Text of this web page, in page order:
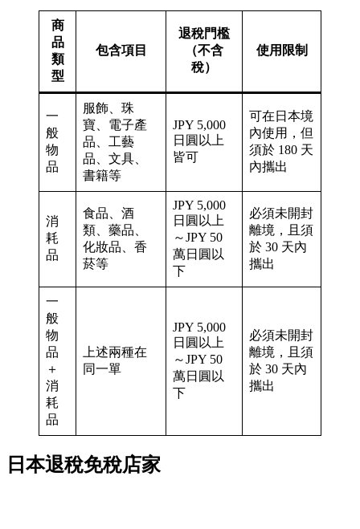
商
品
類
型
包含項目
退稅門檻
（不含
稅）
使用限制
一
般
物
品
服飾、珠
寶、電子產
品、工藝
品、文具、
書籍等
JPY 5,000
日圓以上
皆可
可在日本境
內使用，但
須於 180 天
內攜出
消
耗
品
食品、酒
類、藥品、
化妝品、香
菸等
JPY 5,000
日圓以上
～JPY 50
萬日圓以
下
必須未開封
離境，且須
於 30 天內
攜出
一
般
物
品
＋
消
耗
品
上述兩種在
同一單
JPY 5,000
日圓以上
～JPY 50
萬日圓以
下
必須未開封
離境，且須
於 30 天內
攜出
日本退稅免稅店家